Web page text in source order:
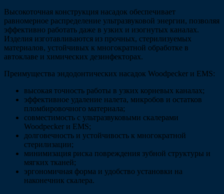
Высокоточная конструкция насадок обеспечивает
равномерное распределение ультразвуковой энергии, позволяя
эффективно работать даже в узких и изогнутых каналах.
Изделия изготавливаются из прочных, стерилизуемых
материалов, устойчивых к многократной обработке в
автоклаве и химических дезинфекторах.
Преимущества эндодонтических насадок Woodpecker и EMS:
высокая точность работы в узких корневых каналах;
эффективное удаление налета, микробов и остатков
пломбировочного материала;
совместимость с ультразвуковыми скалерами
Woodpecker и EMS;
долговечность и устойчивость к многократной
стерилизации;
минимизация риска повреждения зубной структуры и
мягких тканей;
эргономичная форма и удобство установки на
наконечник скалера.